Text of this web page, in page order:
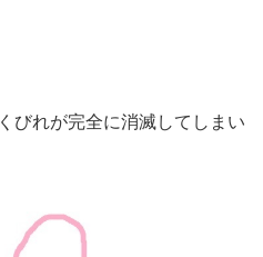
くびれが完全に消滅してしまい